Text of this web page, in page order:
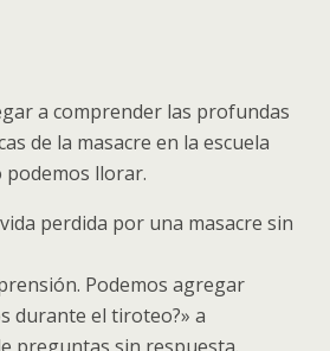
a comprender las profundas
de la masacre en la escuela
podemos llorar.
perdida por una masacre sin
Podemos agregar
durante el tiroteo?» a